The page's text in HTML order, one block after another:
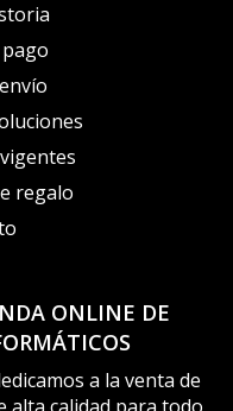
ONLINE DE
a la venta de
regalo